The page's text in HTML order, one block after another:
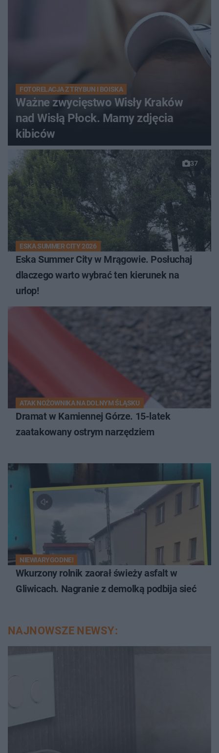
FOTORELACJA Z TRYBUN I BOISKA
Ważne zwycięstwo Wisły Kraków
nad Wisłą Płock. Mamy zdjęcia
kibiców
37
ESKA SUMMER CITY 2026
Eska Summer City w Mrągowie. Posłuchaj
dlaczego warto wybrać ten kierunek na
urlop!
ATAK NOŻOWNIKA NA DOLNYM ŚLĄSKU
Dramat w Kamiennej Górze. 15-latek
zaatakowany ostrym narzędziem
NIEWIARYGODNE!
Wkurzony rolnik zaorał świeży asfalt w
Gliwicach. Nagranie z demolką podbija sieć
NAJNOWSZE NEWSY: